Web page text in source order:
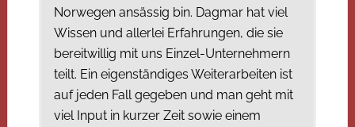
Norwegen ansässig bin. Dagmar hat viel
Wissen und allerlei Erfahrungen, die sie
bereitwillig mit uns Einzel-Unternehmern
teilt. Ein eigenständiges Weiterarbeiten ist
auf jeden Fall gegeben und man geht mit
viel Input in kurzer Zeit sowie einem